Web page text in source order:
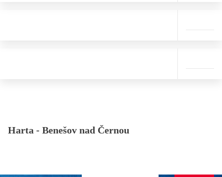
Harta - Benešov nad Černou